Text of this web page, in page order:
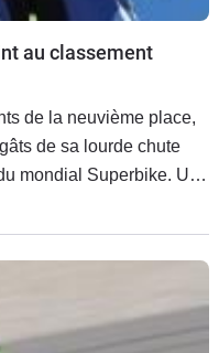
au classement
de la neuvième place,
de sa lourde chute
Superbike. Une
s'enfilait deux